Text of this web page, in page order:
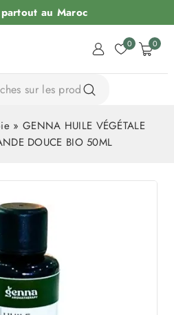
au Maroc
0 0
» GENNA HUILE VÉGÉTALE
DOUCE BIO 50ML